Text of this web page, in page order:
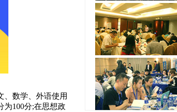
、数学、外语使用
为100分;在思想政